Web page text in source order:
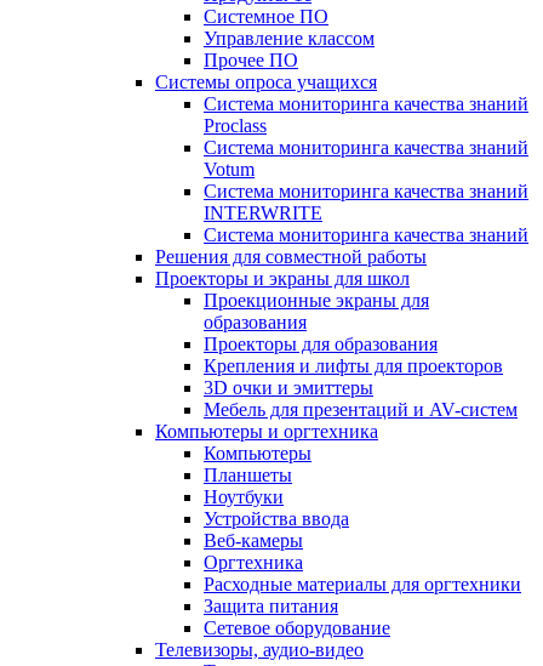
Системное ПО
Управление классом
Прочее ПО
Системы опроса учащихся
Система мониторинга качества знаний
Proclass
Система мониторинга качества знаний
Votum
Система мониторинга качества знаний
INTERWRITE
Система мониторинга качества знаний
Решения для совместной работы
Проекторы и экраны для школ
Проекционные экраны для
образования
Проекторы для образования
Крепления и лифты для проекторов
3D очки и эмиттеры
Мебель для презентаций и AV-систем
Компьютеры и оргтехника
Компьютеры
Планшеты
Ноутбуки
Устройства ввода
Веб-камеры
Оргтехника
Расходные материалы для оргтехники
Защита питания
Сетевое оборудование
Телевизоры, аудио-видео